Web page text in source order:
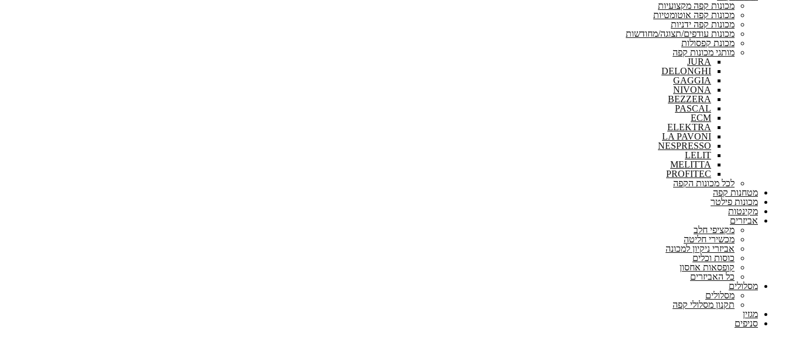
מכונות קפה מקצועיות
מכונות קפה אוטומטיות
מכונות קפה ידניות
מכונות עודפים/תצוגה/מחודשות
מכונת קפסולות
מותגי מכונות קפה
JURA
DELONGHI
GAGGIA
NIVONA
BEZZERA
PASCAL
ECM
ELEKTRA
LA PAVONI
NESPRESSO
LELIT
MELITTA
PROFITEC
לכל מכונות הקפה
מטחנות קפה
מכונות פילטר
מקינטות
אביזרים
מקציפי חלב
מכשירי חליטה
אביזרי ניקיון למכונה
כוסות וכלים
קופסאות אחסון
כל האביזרים
מסלולים
מסלולים
תקנון מסלולי קפה
מגזין
סניפים